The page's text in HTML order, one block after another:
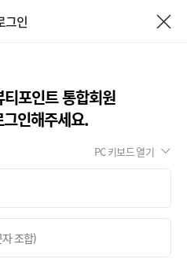
그인
포인트 통합회원
인해주세요.
PC 키보드 열기